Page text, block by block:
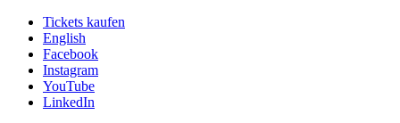
Tickets kaufen
English
Facebook
Instagram
YouTube
LinkedIn